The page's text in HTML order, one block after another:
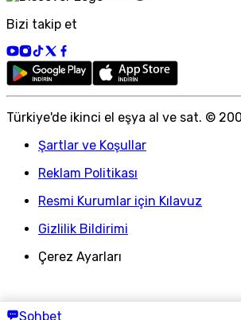
Sohbet
Bizi takip et
Türkiye'de ikinci el eşya al ve sat. ©
Şartlar ve Koşullar
Reklam Politikası
Resmi Kurumlar için Kılavuz
Gizlilik Bildirimi
Çerez Ayarları